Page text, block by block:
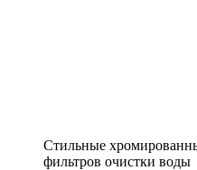
Стильные
фильтров очистки воды